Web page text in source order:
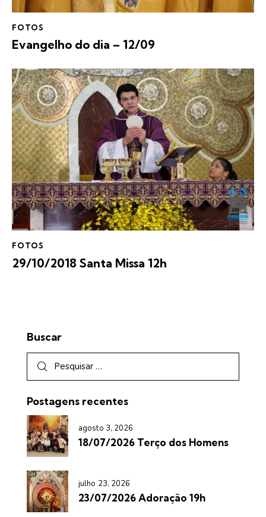
FOTOS
Evangelho do dia – 12/09
FOTOS
29/10/2018 Santa Missa 12h
Buscar
Postagens recentes
agosto 3, 2026
18/07/2026 Terço dos Homens
julho 23, 2026
23/07/2026 Adoração 19h